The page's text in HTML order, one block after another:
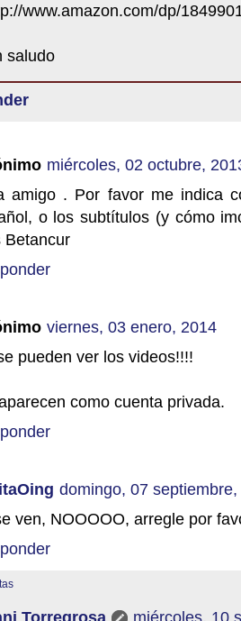
www.amazon.com/dp/
saludo
miércoles, 02 octubre,
amigo . Por favor me indica
o los subtítulos (y cómo
Betancur
viernes, 03 enero, 2014
pueden ver los videos!!!!
como cuenta privada.
domingo, 07
ven, NOOOOO, arregle por
Torregrosa
miércoles, 10